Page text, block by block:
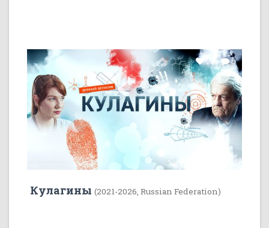
22 5
Кулагины (2021-2026, Russian Federation)